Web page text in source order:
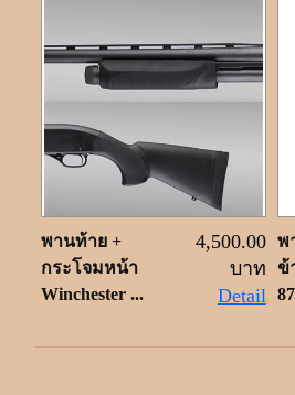
พานท้าย +
กระโจมหน้า
Winchester ...
4,500.00
บาท
Detail
พ
ข้